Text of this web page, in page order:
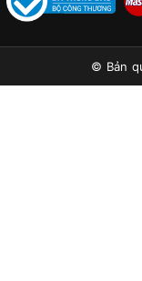
© Bản